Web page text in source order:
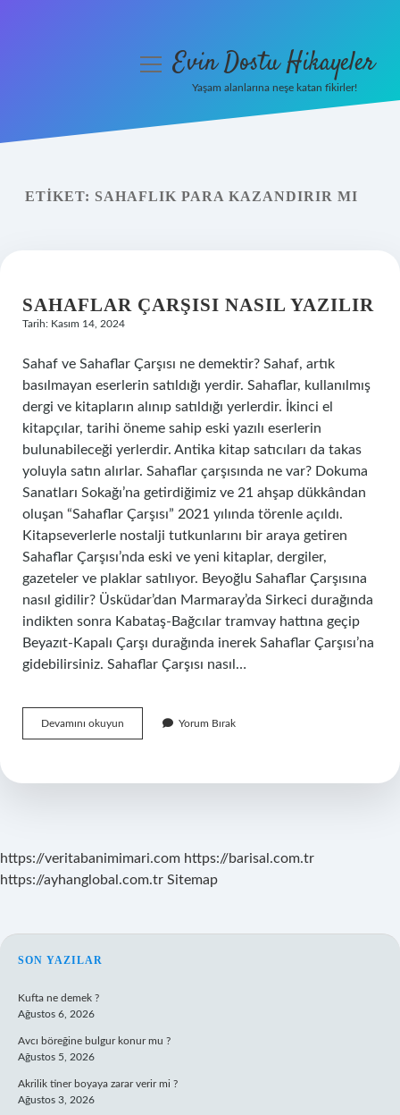
Yasal Uyarı
menüyüEvin Dostu Hikayeler
Yaşam alanlarına neşe katan fikirler!
ETIKET: SAHAFLIK PARA KAZANDIRIR MI
SAHAFLAR ÇARŞISI NASIL YAZILIR
Tarih: Kasım 14, 2024
Sahaf ve Sahaflar Çarşısı ne demektir? Sahaf, artık
basılmayan eserlerin satıldığı yerdir. Sahaflar, kullanılmış
dergi ve kitapların alınıp satıldığı yerlerdir. İkinci el
kitapçılar, tarihi öneme sahip eski yazılı eserlerin
bulunabileceği yerlerdir. Antika kitap satıcıları da takas
yoluyla satın alırlar. Sahaflar çarşısında ne var? Dokuma
Sanatları Sokağı’na getirdiğimiz ve 21 ahşap dükkândan
oluşan “Sahaflar Çarşısı” 2021 yılında törenle açıldı.
Kitapseverlerle nostalji tutkunlarını bir araya getiren
Sahaflar Çarşısı’nda eski ve yeni kitaplar, dergiler,
gazeteler ve plaklar satılıyor. Beyoğlu Sahaflar Çarşısına
nasıl gidilir? Üsküdar’dan Marmaray’da Sirkeci durağında
indikten sonra Kabataş-Bağcılar tramvay hattına geçip
Beyazıt-Kapalı Çarşı durağında inerek Sahaflar Çarşısı’na
gidebilirsiniz. Sahaflar Çarşısı nasıl…
Devamını okuyun
Çarşısı
Yorum Bırak
https://veritabanimimari.com https://barisal.com.tr
https://ayhanglobal.com.tr Sitemap
SIDEBAR
SON YAZILAR
Kufta ne demek ?
Ağustos 6, 2026
Avcı böreğine bulgur konur mu ?
Ağustos 5, 2026
Akrilik tiner boyaya zarar verir mi ?
Ağustos 3, 2026